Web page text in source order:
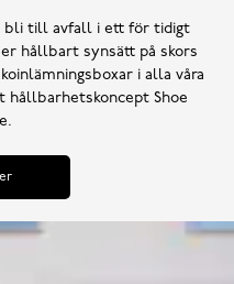
bli till avfall i ett för tidigt
hållbart synsätt på skors
i alla våra
hållbarhetskoncept Shoe